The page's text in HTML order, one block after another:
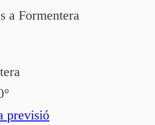
a Formentera
previsió